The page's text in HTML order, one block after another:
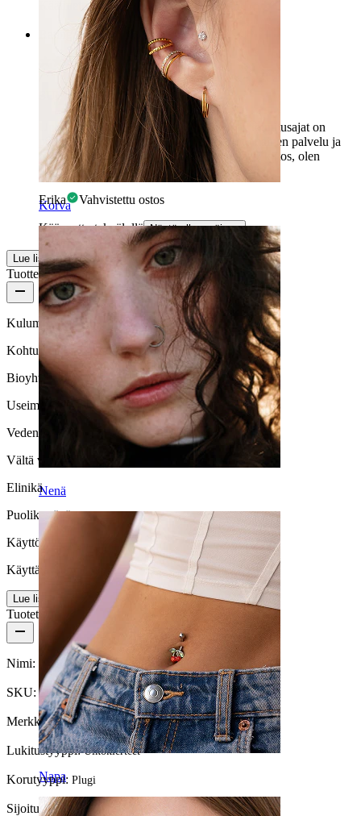
Korva
Nenä
Napa
Käännetty tekoälyllä Näytä alkuperäinen
SUPER
Upeat plugiparit, olen super onnellinen ja toimitusajat on
pidetty... itse asiassa: jopa etuajassa. Erinomainen palvelu ja
erinomaiset tuotteet. Nähdään varmasti taas: kiitos, olen
erittäin onnellinen.
Erika Vahvistettu ostos
Käännetty tekoälyllä Näytä alkuperäinen
Lue lisää
Tuotteen laatu
Kulumisnopeus
Kohtuulliseen käyttöön
Bioyhteensopivuus
Useimmille ihotyypeille
Vedenkestävyys
Vältä vettä
Elinikä
Puolikestävä
Käyttömukavuus
Käyttäjäystävällinen
Lue lisää
Tuotetiedot
Nimi: Plugi antiikkisella reunalla ja pinkillä jalokivellä
SKU:Plug-171
Merkki:Bodymod Trend
Lukitustyyppi:Ulkokierteet
Korutyyppi: Plugi
Sijoitus:Venytys